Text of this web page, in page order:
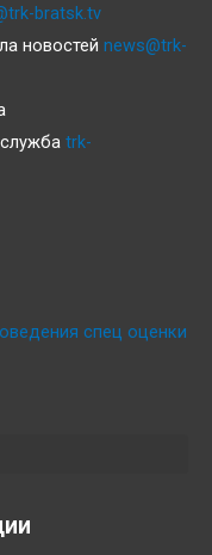
bratsk.tv
новостей news@trk-
trk-
спец оценки